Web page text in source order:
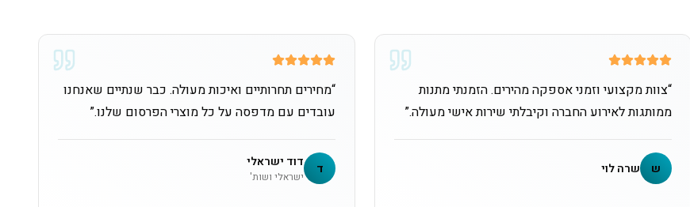
“צוות מקצועי וזמני אספקה מהירים. הזמנתי מתנות
ממותגות לאירוע החברה וקיבלתי שירות אישי מעולה.”
ש שרה לוי
“מחירים תחרותיים ואיכות מעולה. כבר שנתיים שאנחנו
עובדים עם מדפסה על כל מוצרי הפרסום שלנו.”
ד דוד ישראלי
ישראלי ושות'